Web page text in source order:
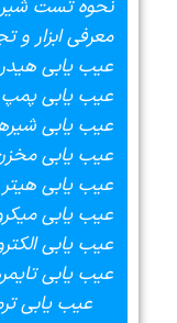
نحوه تست شیر
معرفی ابزار و
عیب یابی
عیب یابی پمپ
عیب یابی
عیب یابی
عیب یابی هیتر
عیب یابی
عیب یابی
عیب یابی
عیب یابی